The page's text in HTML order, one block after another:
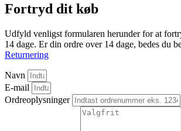
Fortryd dit køb
Udfyld venligst formularen herunder for at
14 dage. Er din ordre over 14 dage, bedes du
Returnering
Navn
E-mail
Ordreoplysninger